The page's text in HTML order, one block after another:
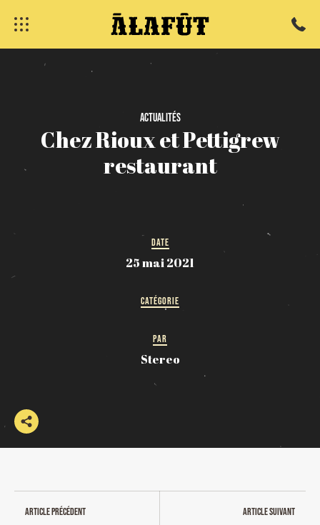
Actualités
ChezRiouxetPettigrew
restaurant
DATE
25 mai 2021
CATÉGORIE
PAR
Stereo
Article précédent Article suivant